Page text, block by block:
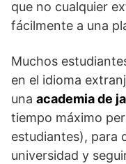
que no cualquier
fácilmente a una
Muchos
en el idioma
una academia de
tiempo máximo
estudiantes), para
universidad y